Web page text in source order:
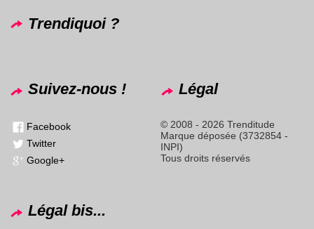
Trendiquoi ?
Suivez-nous !
Facebook
Twitter
Google+
Légal
© 2008 - 2026 Trenditude
Marque déposée (3732854 -
INPI)
Tous droits réservés
Légal bis...